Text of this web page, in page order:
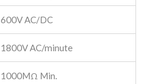
600V AC/DC
1800V AC/minute
1000MΩ Min.